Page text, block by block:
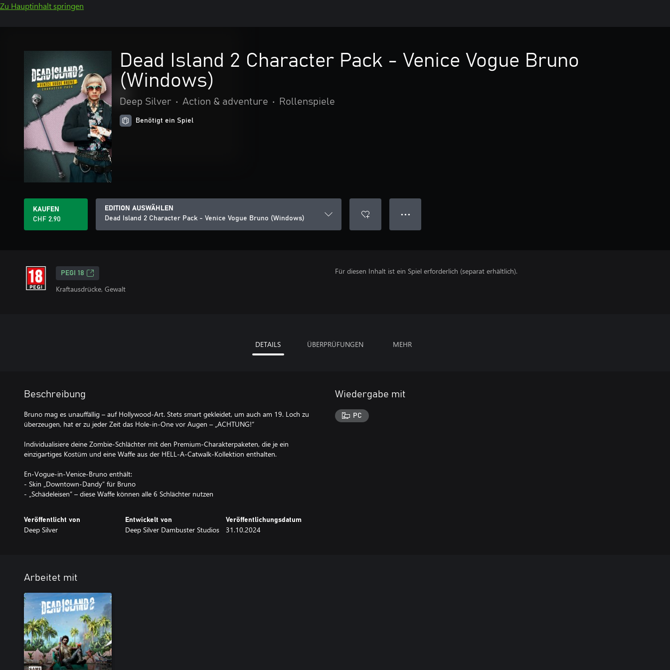
Zu Hauptinhalt springen
Dead Island 2 Character Pack - Venice Vogue Bruno
(Windows)
Deep Silver • Action & adventure • Rollenspiele
Benötigt ein Spiel
KAUFEN
CHF 2.90
EDITION AUSWÄHLEN
Dead Island 2 Character Pack - Venice Vogue Bruno (Windows)
● ● ●
PEGI 18
Kraftausdrücke, Gewalt
Für diesen Inhalt ist ein Spiel erforderlich (separat erhältlich).
DETAILS ÜBERPRÜFUNGEN MEHR
Beschreibung
Bruno mag es unauffällig – auf Hollywood-Art. Stets smart gekleidet, um auch am 19. Loch zu
überzeugen, hat er zu jeder Zeit das Hole-in-One vor Augen – „ACHTUNG!“
Individualisiere deine Zombie-Schlächter mit den Premium-Charakterpaketen, die je ein
einzigartiges Kostüm und eine Waffe aus der HELL-A-Catwalk-Kollektion enthalten.
En-Vogue-in-Venice-Bruno enthält:
- Skin „Downtown-Dandy“ für Bruno
- „Schädeleisen“ – diese Waffe können alle 6 Schlächter nutzen
Veröffentlicht von
Deep Silver
Entwickelt von
Deep Silver Dambuster Studios
Veröffentlichungsdatum
31.10.2024
Wiedergabe mit
PC
Arbeitet mit